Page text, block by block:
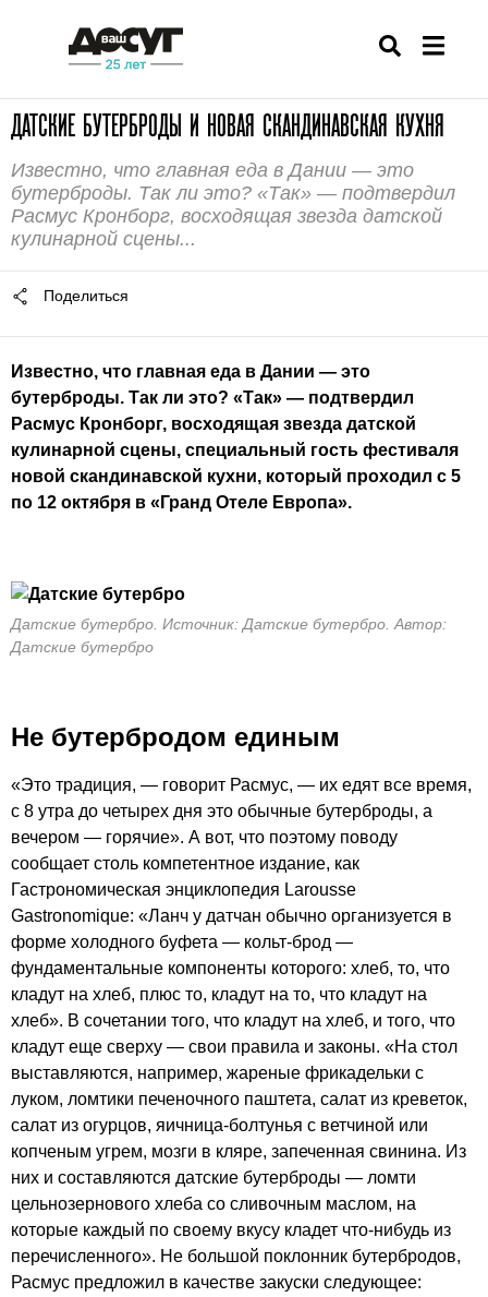
ДАТСКИЕ БУТЕРБРОДЫ И НОВАЯ СКАНДИНАВСКАЯ КУХНЯ
Известно, что главная еда в Дании — это
бутерброды. Так ли это? «Так» — подтвердил
Расмус Кронборг, восходящая звезда датской
кулинарной сцены...
Поделиться
Известно, что главная еда в Дании — это
бутерброды. Так ли это? «Так» — подтвердил
Расмус Кронборг, восходящая звезда датской
кулинарной сцены, специальный гость фестиваля
новой скандинавской кухни, который проходил с 5
по 12 октября в «Гранд Отеле Европа».
Датские бутербро. Источник: Датские бутербро. Автор:
Датские бутербро
Не бутербродом единым
«Это традиция, — говорит Расмус, — их едят все время,
с 8 утра до четырех дня это обычные бутерброды, а
вечером — горячие». А вот, что поэтому поводу
сообщает столь компетентное издание, как
Гастрономическая энциклопедия Larousse
Gastronomique: «Ланч у датчан обычно организуется в
форме холодного буфета — кольт-брод —
фундаментальные компоненты которого: хлеб, то, что
кладут на хлеб, плюс то, кладут на то, что кладут на
хлеб». В сочетании того, что кладут на хлеб, и того, что
кладут еще сверху — свои правила и законы. «На стол
выставляются, например, жареные фрикадельки с
луком, ломтики печеночного паштета, салат из креветок,
салат из огурцов, яичница-болтунья с ветчиной или
копченым угрем, мозги в кляре, запеченная свинина. Из
них и составляются датские бутерброды — ломти
цельнозернового хлеба со сливочным маслом, на
которые каждый по своему вкусу кладет что-нибудь из
перечисленного». Не большой поклонник бутербродов,
Расмус предложил в качестве закуски следующее: